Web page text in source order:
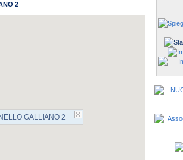
2
GALLIANO 2